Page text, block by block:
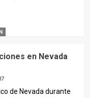
en Nevada
de Nevada durante